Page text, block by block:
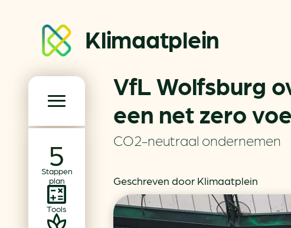
Klimaatplein
Stappen
plan
Tools
Klimaatplein
Hoofd­navigatie
Partners
Word partner
Contact
VfL Wolfsburg
een net zero
CO2-neutraal ondernemen
Geschreven door Klimaatplein